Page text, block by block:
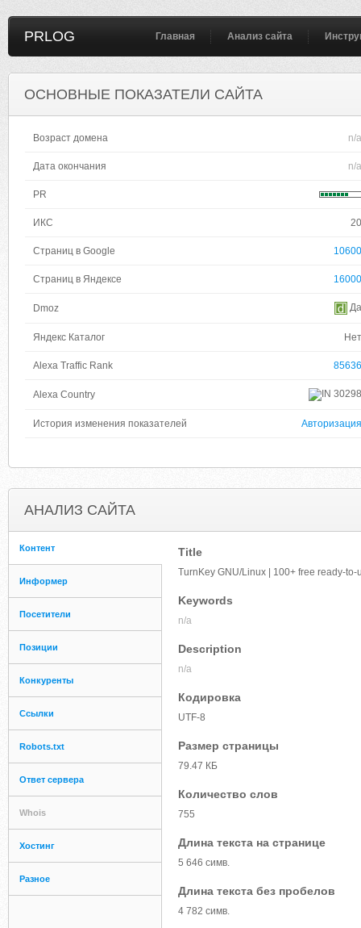
PRLOG Главная Анализ сайта
ОСНОВНЫЕ ПОКАЗАТЕЛИ САЙТА
Возраст домена n/a
Дата окончания n/a
PR
ИКС 20
Страниц в Google 10600
Страниц в Яндексе 16000
Dmoz Да
Яндекс Каталог Нет
Alexa Traffic Rank 85636
Alexa Country 30298
История изменения показателей Авторизация
АНАЛИЗ САЙТА
Контент
Информер
Посетители
Позиции
Конкуренты
Ссылки
Robots.txt
Ответ сервера
Whois
Хостинг
Разное
Title
TurnKey GNU/Linux | 100+ free ready-
Keywords
n/a
Description
n/a
Кодировка
UTF-8
Размер страницы
79.47 КБ
Количество слов
755
Длина текста на странице
5 646 симв.
Длина текста без пробелов
4 782 симв.